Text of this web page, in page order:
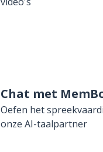
Chat met
Oefen het
onze AI-taalpartner